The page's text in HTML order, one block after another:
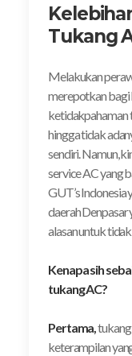
Tukang
Melakukan
merepotkan bagi
ketidakpahaman
hingga tidak
sendiri. Namun,
service AC yang
GUT’s Indonesia
daerah Denpasar
alasan untuk
Kenapa sih
tukang AC?
Pertama,tukang
keterampilan